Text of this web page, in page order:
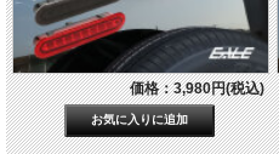
価格：3,980円(税込)